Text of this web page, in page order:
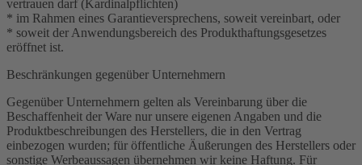
vertrauen darf (Kardinalpflichten)
* im Rahmen eines Garantieversprechens, soweit vereinbart, oder
* soweit der Anwendungsbereich des Produkthaftungsgesetzes
eröffnet ist.
Beschränkungen gegenüber Unternehmern
Gegenüber Unternehmern gelten als Vereinbarung über die
Beschaffenheit der Ware nur unsere eigenen Angaben und die
Produktbeschreibungen des Herstellers, die in den Vertrag
einbezogen wurden; für öffentliche Äußerungen des Herstellers oder
sonstige Werbeaussagen übernehmen wir keine Haftung. Für